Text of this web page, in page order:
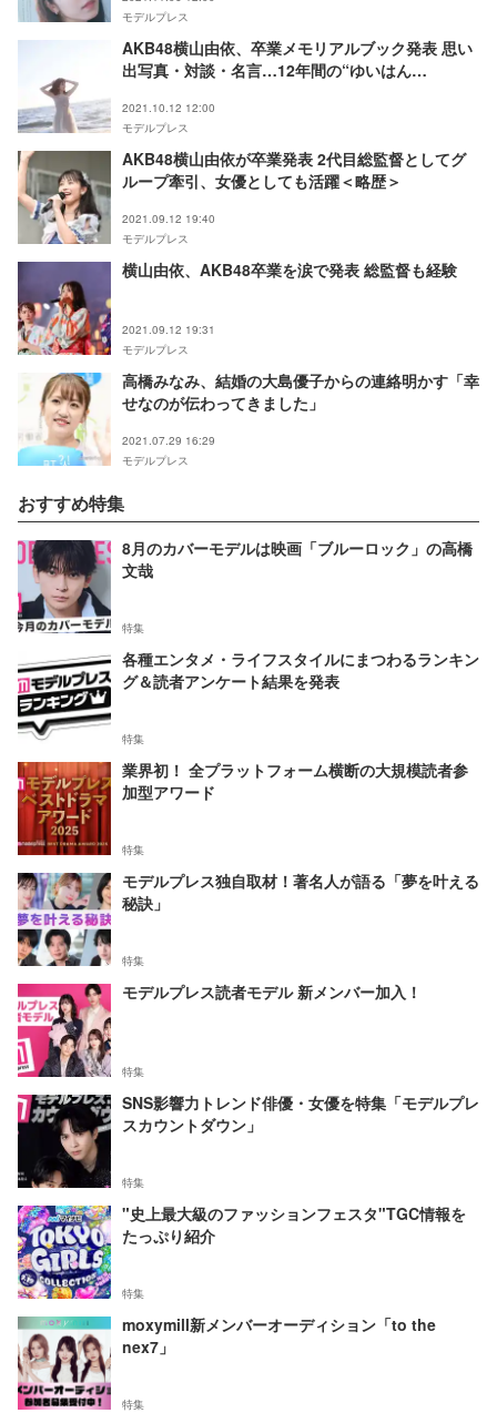
モデルプレス
AKB48横山由依、卒業メモリアルブック発表 思い
出写真・対談・名言…12年間の“ゆいはん
2021.10.12 12:00
モデルプレス
AKB48横山由依が卒業発表 2代目総監督としてグ
ループ牽引、女優としても活躍＜略歴＞
2021.09.12 19:40
モデルプレス
横山由依、AKB48卒業を涙で発表 総監督も経験
2021.09.12 19:31
モデルプレス
高橋みなみ、結婚の大島優子からの連絡明かす「幸
せなのが伝わってきました」
2021.07.29 16:29
モデルプレス
おすすめ特集
8月のカバーモデルは映画「ブルーロック」の高橋
文哉
特集
各種エンタメ・ライフスタイルにまつわるランキン
グ＆読者アンケート結果を発表
特集
業界初！ 全プラットフォーム横断の大規模読者参
加型アワード
特集
モデルプレス独自取材！著名人が語る「夢を叶える
秘訣」
特集
モデルプレス読者モデル 新メンバー加入！
特集
SNS影響力トレンド俳優・女優を特集「モデルプレ
スカウントダウン」
特集
"史上最大級のファッションフェスタ"TGC情報を
たっぷり紹介
特集
moxymill新メンバーオーディション「to the
nex7」
特集